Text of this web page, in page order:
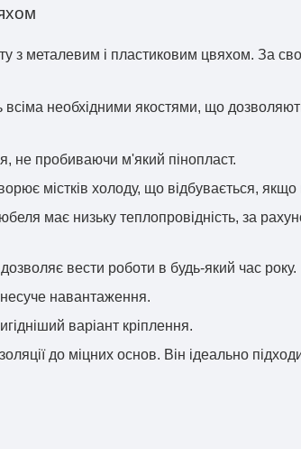
з металевим і пластиковим цвяхом. За
необхідними якостями, що
не пробиваючи м'який пінопласт.
містків холоду, що відбувається,
має низьку теплопровідність, за
вести роботи в будь-який час року.
навантаження.
варіант кріплення.
до міцних основ. Він ідеально